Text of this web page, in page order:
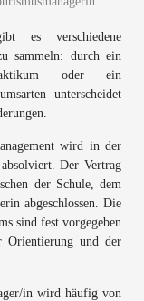
es verschiedene
sammeln: durch ein
oder ein
unterscheidet
wird in der
Der Vertrag
der Schule, dem
abgeschlossen. Die
sind fest vorgegeben
und der
in wird häufig von